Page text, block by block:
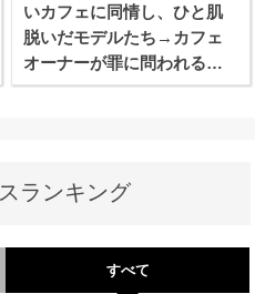
いカフェに同情し、ひと肌
脱いだモデルたち→カフェ
オーナーが罪に問われる事
態に！
ランキング
すべて